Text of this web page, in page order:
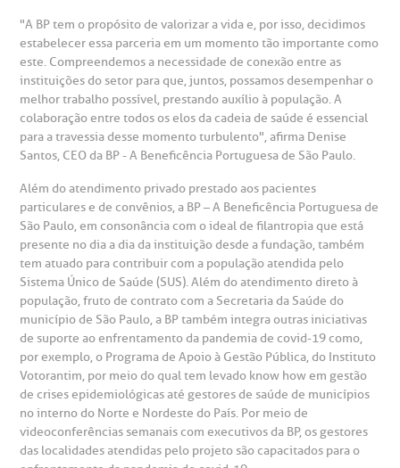
Saiba mais
Endereço:
R. Martiniano de Carvalho, 965
CEP: 01323-001 | Bela Vista
São Paulo - SP
Clínica Medicina da Mulher
a BP
Conosco
de Benchmarking
de Bioética
Centro de Doenças Autoimunes
atendimento
Cirurgia
frequentes
de Sangue
"A BP tem o propósito de valorizar a vida e, por isso, decidimos
estabelecer essa parceria em um momento tão importante como
este. Compreendemos a necessidade de conexão entre as
instituições do setor para que, juntos, possamos desempenhar o
melhor trabalho possível, prestando auxílio à população. A
colaboração entre todos os elos da cadeia de saúde é essencial
para a travessia desse momento turbulento", afirma Denise
Santos, CEO da BP - A Beneficência Portuguesa de São Paulo.
Além do atendimento privado prestado aos pacientes
particulares e de convênios, a BP – A Beneficência Portuguesa de
São Paulo, em consonância com o ideal de filantropia que está
presente no dia a dia da instituição desde a fundação, também
tem atuado para contribuir com a população atendida pelo
Sistema Único de Saúde (SUS). Além do atendimento direto à
população, fruto de contrato com a Secretaria da Saúde do
município de São Paulo, a BP também integra outras iniciativas
de suporte ao enfrentamento da pandemia de covid-19 como,
por exemplo, o Programa de Apoio à Gestão Pública, do Instituto
Votorantim, por meio do qual tem levado know how em gestão
de crises epidemiológicas até gestores de saúde de municípios
no interno do Norte e Nordeste do País. Por meio de
videoconferências semanais com executivos da BP, os gestores
das localidades atendidas pelo projeto são capacitados para o